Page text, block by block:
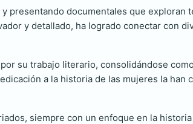
presentando documentales que exploran
y detallado, ha logrado conectar con
su trabajo literario, consolidándose
a la historia de las mujeres la han
siempre con un enfoque en la